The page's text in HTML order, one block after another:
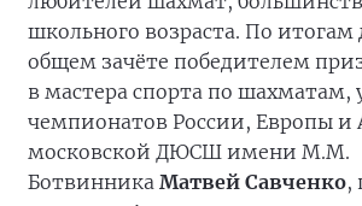
школьного возраста. По итогам
общем зачёте победителем
в мастера спорта по шахматам,
чемпионатов России, Европы и
московской ДЮСШ имени М.М.
Ботвинника Матвей Савченко,